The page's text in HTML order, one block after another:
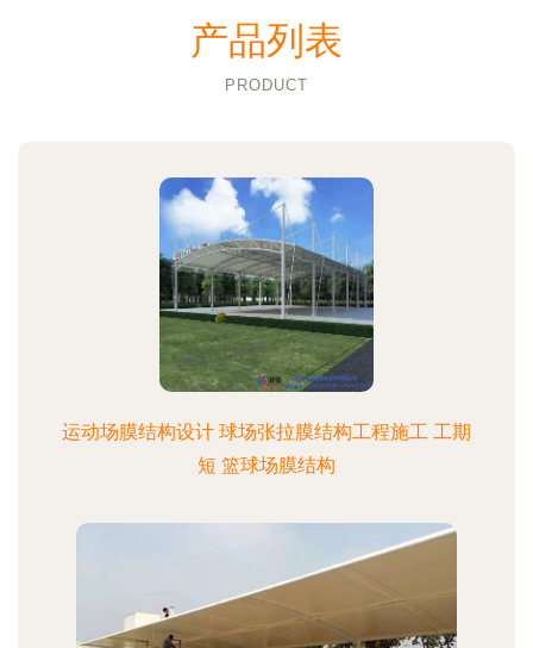
产品列表
PRODUCT
运动场膜结构设计 球场张拉膜结构工程施工 工期
短 篮球场膜结构